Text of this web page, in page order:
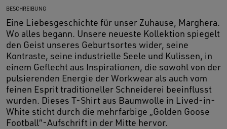
BESCHREIBUNG
Eine Liebesgeschichte für unser Zuhause, Marghera.
Wo alles begann. Unsere neueste Kollektion spiegelt
den Geist unseres Geburtsortes wider, seine
Kontraste, seine industrielle Seele und Kulissen, in
einem Geflecht aus Inspirationen, die sowohl von der
pulsierenden Energie der Workwear als auch vom
feinen Esprit traditioneller Schneiderei beeinflusst
wurden. Dieses T-Shirt aus Baumwolle in Lived-in-
White sticht durch die mehrfarbige „Golden Goose
Football“-Aufschrift in der Mitte hervor.